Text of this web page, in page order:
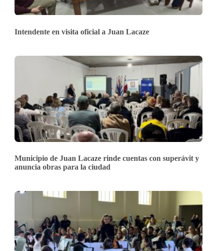
Intendente en visita oficial a Juan Lacaze
Municipio de Juan Lacaze rinde cuentas con superávit y
anuncia obras para la ciudad